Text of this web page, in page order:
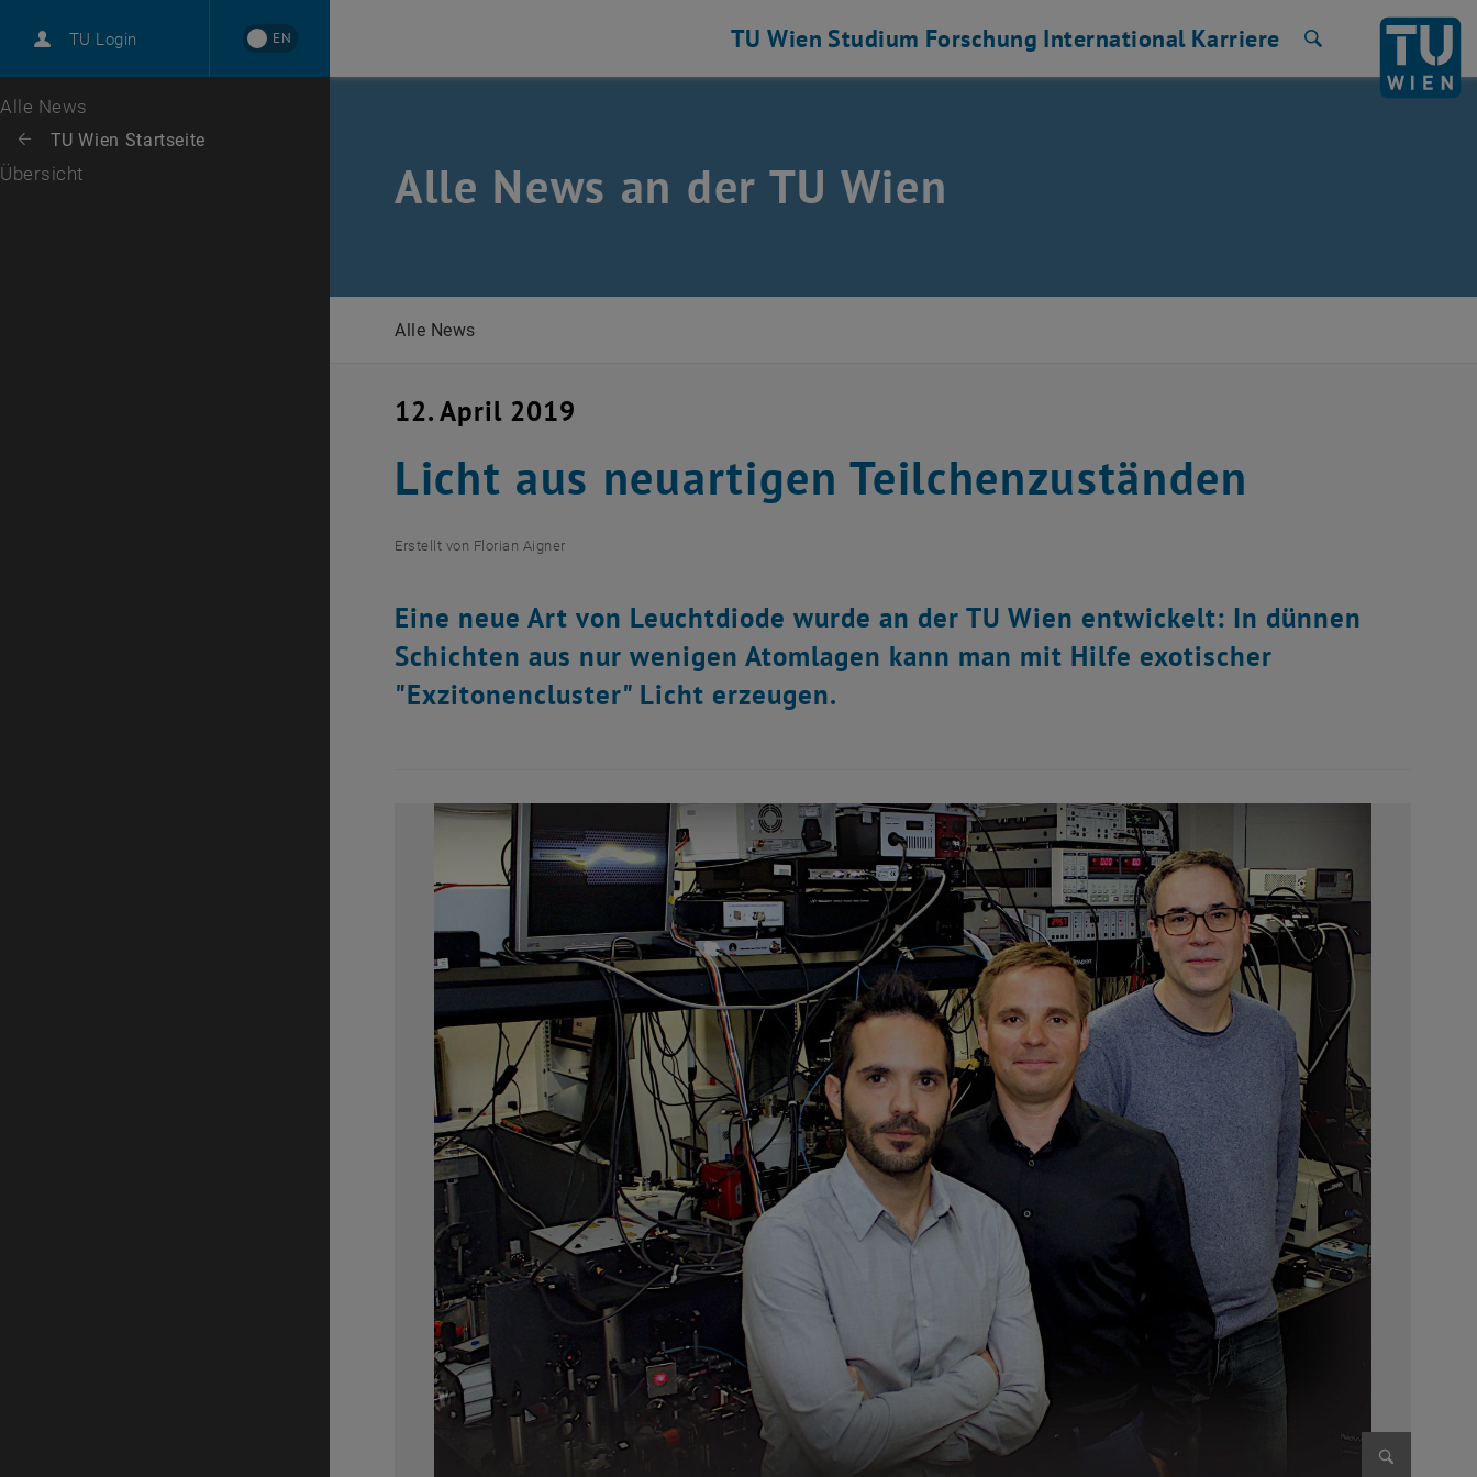
TU Login EN
Karriere
Zur 1. Menü Ebene
Alle News
Zurück: Subseiten von TU Wien Startseite auflisten
Zurück zur letzten Ebene:
TU Wien Startseite
Übersicht
TU Wien Studium Forschung International Karriere
Alle News an der TU Wien
Alle News
12. April 2019
Licht aus neuartigen Teilchenzuständen
Erstellt von Florian Aigner
Eine neue Art von Leuchtdiode wurde an der TU Wien entwickelt: In dünnen
Schichten aus nur wenigen Atomlagen kann man mit Hilfe exotischer
"Exzitonencluster" Licht erzeugen.